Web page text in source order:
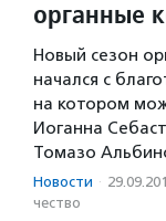
органные
Новый сезон
начался с
на котором
Иоганна
Томазо
Новости ·
чест­во